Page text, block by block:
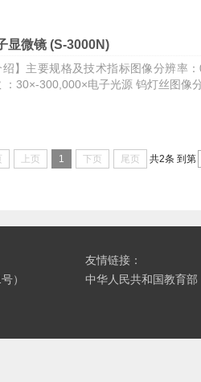
显微镜 (S-3000N)
绍】主要规格及技术指标图像分辨率
：30×-300,000×电子光源 钨灯丝图像
上页 1 下页 尾页 共2条 到第
）
友情链接：
中华人民共和国教育部